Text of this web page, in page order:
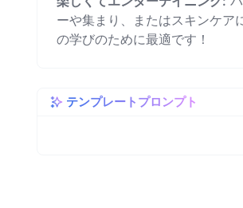
ーや集まり、またはスキンケア
の学びのために最適です！
テンプレートプロンプト